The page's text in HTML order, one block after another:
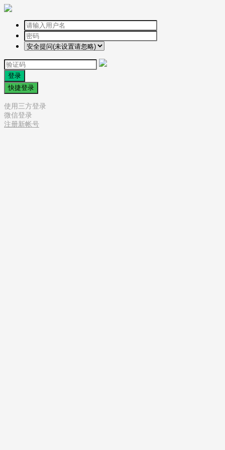
登录
快捷登录
使用三方登录
微信登录
注册新帐号